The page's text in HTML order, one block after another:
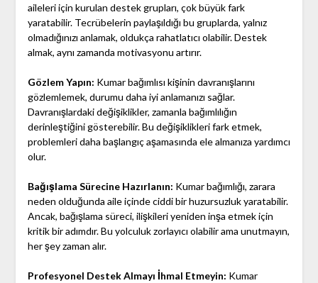
aileleri için kurulan destek grupları, çok büyük fark
yaratabilir. Tecrübelerin paylaşıldığı bu gruplarda, yalnız
olmadığınızı anlamak, oldukça rahatlatıcı olabilir. Destek
almak, aynı zamanda motivasyonu artırır.
Gözlem Yapın: Kumar bağımlısı kişinin davranışlarını
gözlemlemek, durumu daha iyi anlamanızı sağlar.
Davranışlardaki değişiklikler, zamanla bağımlılığın
derinleştiğini gösterebilir. Bu değişiklikleri fark etmek,
problemleri daha başlangıç aşamasında ele almanıza yardımcı
olur.
Bağışlama Sürecine Hazırlanın: Kumar bağımlığı, zarara
neden olduğunda aile içinde ciddi bir huzursuzluk yaratabilir.
Ancak, bağışlama süreci, ilişkileri yeniden inşa etmek için
kritik bir adımdır. Bu yolculuk zorlayıcı olabilir ama unutmayın,
her şey zaman alır.
Profesyonel Destek Almayı İhmal Etmeyin: Kumar